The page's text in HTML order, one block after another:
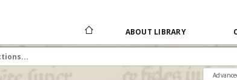
ABOUT LIBRARY